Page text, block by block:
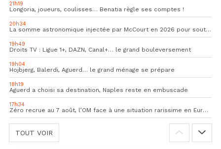
21h19
Longoria, joueurs, coulisses… Benatia règle ses comptes !
20h34
La somme astronomique injectée par McCourt en 2026 pour soutenir l’OM
19h49
Droits TV : Ligue 1+, DAZN, Canal+… le grand bouleversement
19h04
Hojbjerg, Balerdi, Aguerd… le grand ménage se prépare
18h19
Aguerd a choisi sa destination, Naples reste en embuscade
17h34
Zéro recrue au 7 août, l’OM face à une situation rarissime en Europe
TOUT VOIR